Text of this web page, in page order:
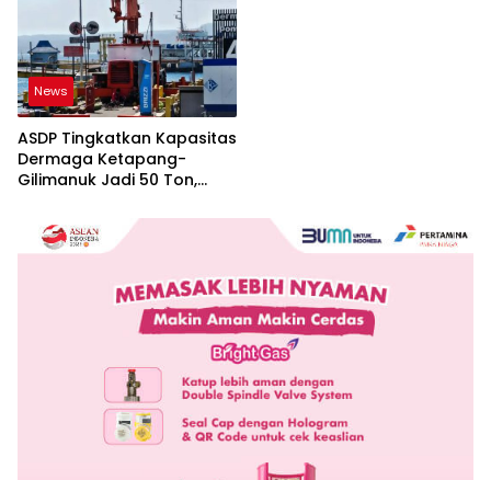
News
ASDP Tingkatkan Kapasitas
Dermaga Ketapang-
Gilimanuk Jadi 50 Ton,
Jawa-Bali